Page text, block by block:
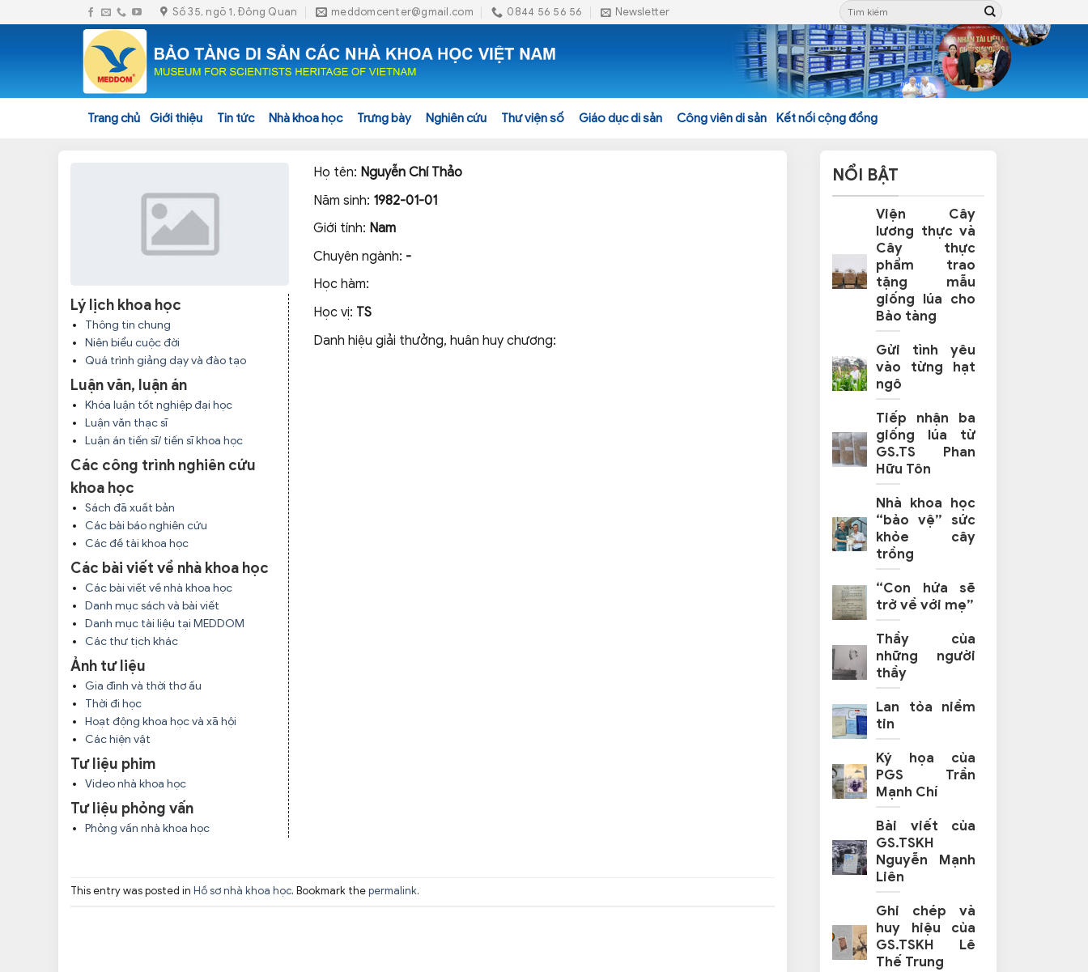
to
Số 35, ngõ 1, Đông Quan meddomcenter@gmail.com 0844 56 56 56 Newsletter
Trang chủ Giới thiệu Tin tức Nhà khoa học Trưng bày Nghiên cứu Thư viện số Giáo dục di sản Công viên di sản Kết nối cộng đồng
Lý lịch khoa học
Thông tin chung
Niên biểu cuộc đời
Quá trình giảng dạy và đào tạo
Luận văn, luận án
Khóa luận tốt nghiệp đại học
Luận văn thạc sĩ
Luận án tiến sĩ/ tiến sĩ khoa học
Các công trình nghiên cứu
khoa học
Sách đã xuất bản
Các bài báo nghiên cứu
Các đề tài khoa học
Các bài viết về nhà khoa học
Các bài viết về nhà khoa học
Danh mục sách và bài viết
Danh mục tài liệu tại MEDDOM
Các thư tịch khác
Ảnh tư liệu
Gia đình và thời thơ ấu
Thời đi học
Hoạt động khoa học và xã hội
Các hiện vật
Tư liệu phim
Video nhà khoa học
Tư liệu phỏng vấn
Phỏng vấn nhà khoa học
Họ tên: Nguyễn Chí Thảo
Năm sinh: 1982-01-01
Giới tính: Nam
Chuyên ngành: -
Học hàm:
Học vị: TS
Danh hiệu giải thưởng, huân huy chương:
This entry was posted in Hồ sơ nhà khoa học. Bookmark thepermalink.
NỔI BẬT
Viện Cây
lương thực và
Cây thực
phẩm trao
tặng mẫu
giống lúa cho
Bảo tàng
Gửi tình yêu
vào từng hạt
ngô
Tiếp nhận ba
giống lúa từ
GS.TS Phan
Hữu Tôn
Nhà khoa học
“bảo vệ” sức
khỏe cây
trồng
“Con hứa sẽ
trở về với mẹ”
Thầy của
những người
thầy
Lan tỏa niềm
tin
Ký họa của
PGS Trần
Mạnh Chí
Bài viết của
GS.TSKH
Nguyễn Mạnh
Liên
Ghi chép và
huy hiệu của
GS.TSKH Lê
Thế Trung